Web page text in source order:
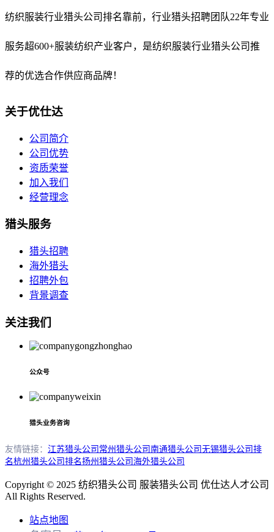
纺织服装行业猎头公司排名靠前， 行业猎头招聘团队22年专业
服务超600+服装纺织产业客户，是纺织服装行业猎头公司推
荐的优选合作供应商品牌！
关于优仕达
公司简介
公司优势
资质荣誉
加入我们
经营理念
猎头服务
猎头招聘
海外猎头
招聘外包
背景调查
关注我们
公众号
猎头业务咨询
友情链接： 江苏猎头公司 常州猎头公司 南通猎头公司 无锡猎头公司排
名杭州猎头公司排名扬州猎头公司 海外猎头公司
Copyright © 2025 纺织猎头公司 服装猎头公司 优仕达人才公司
All Rights Reserved.
站点地图